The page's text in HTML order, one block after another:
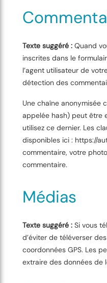
Texte suggéré : Quand
inscrites dans le
l’agent utilisateur de
détection des
Une chaîne anonymisée
appelée hash) peut être
utilisez ce dernier. Les
disponibles ici : https://
commentaire, votre
commentaire.
Médias
Texte suggéré : Si vous
d’éviter de téléverser
coordonnées GPS. Les
extraire des données de